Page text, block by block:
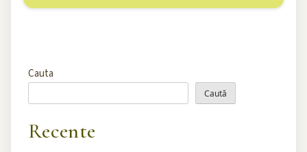
Cauta
Caută
Recente